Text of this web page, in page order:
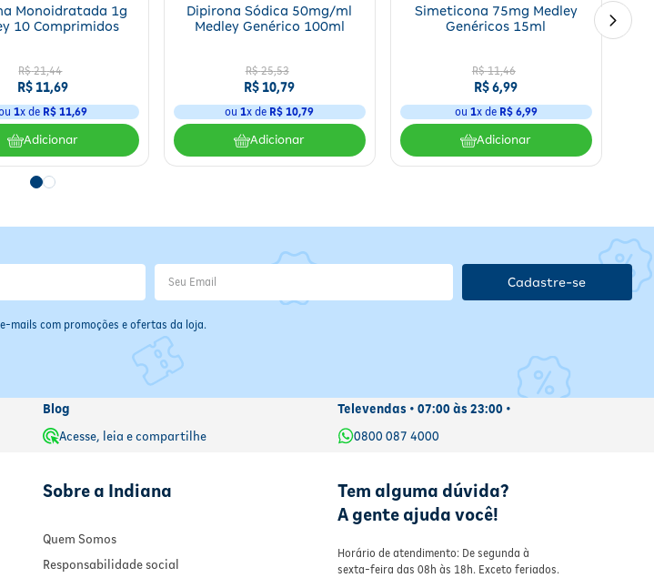
Monoidratada 1g
10 Comprimidos
R$ 21,44
R$11,69
1x de R$ 11,69
Adicionar
Dipirona Sódica 50mg/ml
Medley Genérico 100ml
R$ 25,53
R$10,79
ou1x de R$ 10,79
Adicionar
Simeticona 75mg Medley
Genéricos 15ml
R$ 11,46
R$6,99
ou 1x de R$ 6,99
Adicionar
mails com promoções e ofertas da loja.
Cadastre-se
Blog
Acesse, leia e compartilhe
Televendas • 07:00 às 23:00 •
0800 087 4000
Sobre a Indiana
Quem Somos
Responsabilidade social
Tem alguma dúvida?
A gente ajuda você!
Horário de atendimento: De segunda à
sexta-feira das 08h às 18h. Exceto feriados.